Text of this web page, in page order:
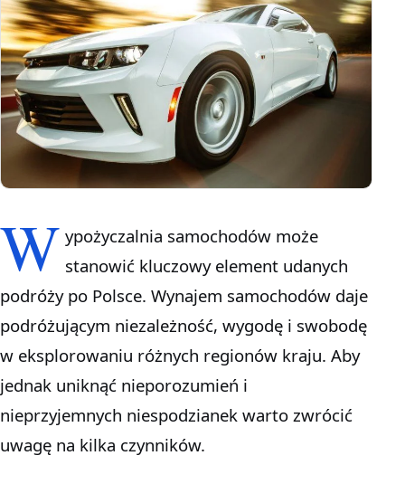
W ypożyczalnia samochodów może
stanowić kluczowy element udanych
podróży po Polsce. Wynajem samochodów daje
podróżującym niezależność, wygodę i swobodę
w eksplorowaniu różnych regionów kraju. Aby
jednak uniknąć nieporozumień i
nieprzyjemnych niespodzianek warto zwrócić
uwagę na kilka czynników.